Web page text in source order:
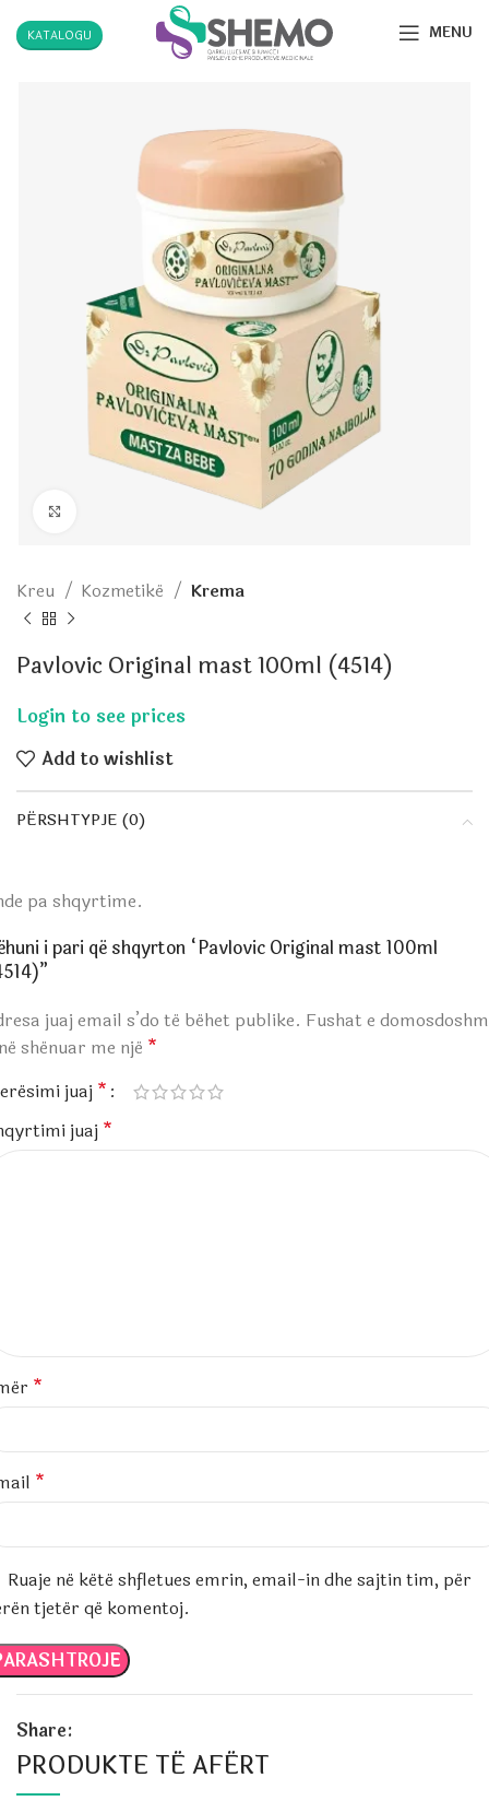
KATALOGU MENU
Kreu Kozmetikë Krema
Pavlovic Original mast 100ml (4514)
Add to wishlist
PËRSHTYPJE (0)
pa shqyrtime.
i pari që shqyrton “Pavlovic Original mast 100ml
juaj email s’do të bëhet publike. Fushat e
shënuar me një *
juaj *
juaj *
*
*
Ruaje në këtë shfletues emrin, email-in dhe sajtin tim, për
tjetër që komentoj.
Share:
PRODUKTE TË AFËRT